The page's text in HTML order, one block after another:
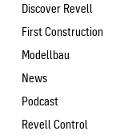
Discover Revell
First Construction
Modellbau
News
Podcast
Revell Control